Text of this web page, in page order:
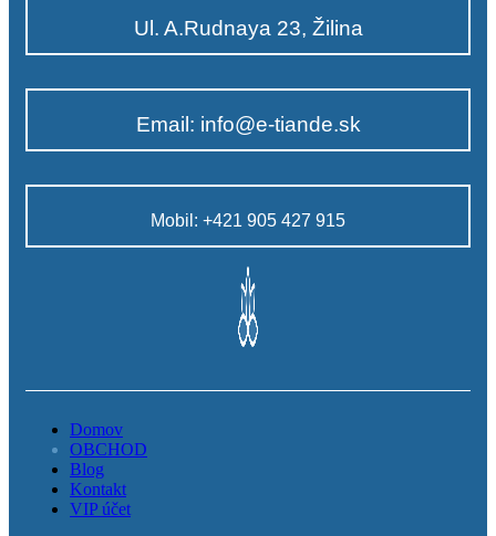
Ul. A.Rudnaya 23, Žilina
Email: info@e-tiande.sk
Mobil: +421 905 427 915
Domov
OBCHOD
Blog
Kontakt
VIP účet